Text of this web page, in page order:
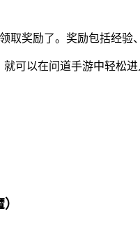
取奖励了。奖励包括经
可以在问道手游中轻松进